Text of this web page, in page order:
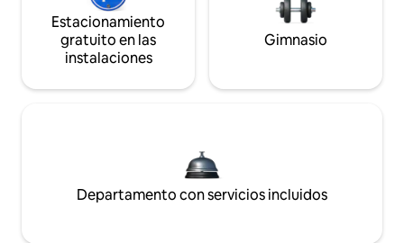
Estacionamiento
gratuito en las
instalaciones
Gimnasio
Departamento con servicios incluidos